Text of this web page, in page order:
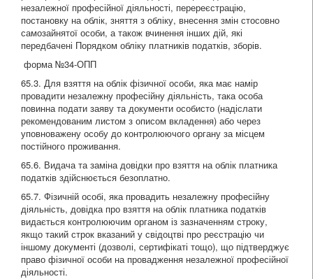
незалежної професійної діяльності, перереєстрацію,
постановку на облік, зняття з обліку, внесення змін стосовно
самозайнятої особи, а також вчинення інших дій, які
передбачені Порядком обліку платників податків, зборів.
форма №34-ОПП
65.3. Для взяття на облік фізичної особи, яка має намір
провадити незалежну професійну діяльність, така особа
повинна подати заяву та документи особисто (надіслати
рекомендованим листом з описом вкладення) або через
уповноважену особу до контролюючого органу за місцем
постійного проживання.
65.6. Видача та заміна довідки про взяття на облік платника
податків здійснюється безоплатно.
65.7. Фізичній особі, яка провадить незалежну професійну
діяльність, довідка про взяття на облік платника податків
видається контролюючим органом із зазначенням строку,
якщо такий строк вказаний у свідоцтві про реєстрацію чи
іншому документі (дозволі, сертифікаті тощо), що підтверджує
право фізичної особи на провадження незалежної професійної
діяльності.